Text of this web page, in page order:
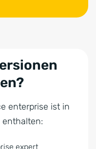
enterprise ist in
enthalten:
expert